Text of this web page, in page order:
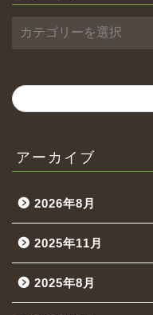
アーカイブ
2026年8月
2025年11月
2025年8月